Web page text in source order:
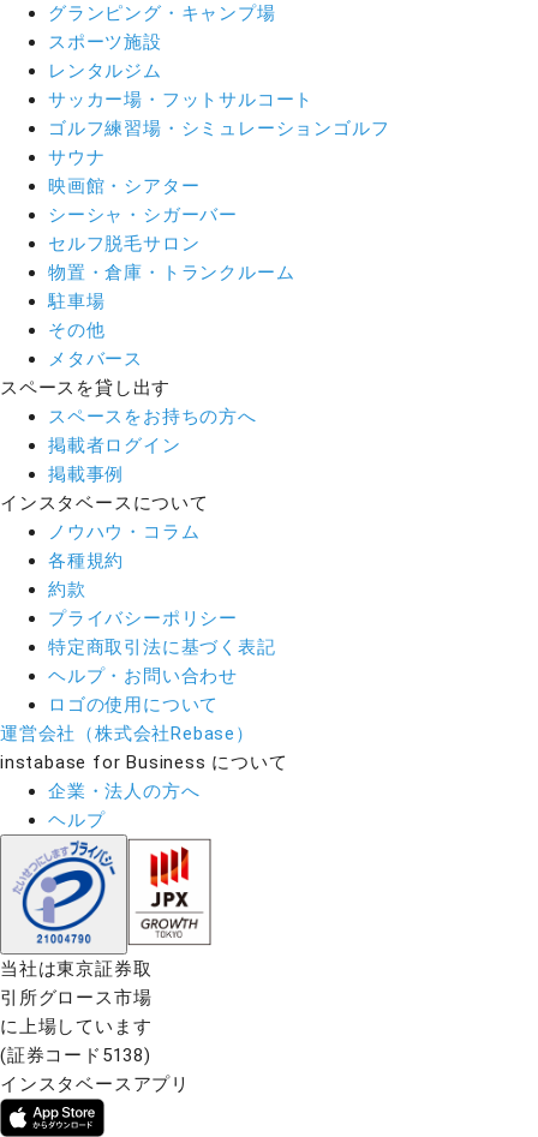
グランピング・キャンプ場
スポーツ施設
レンタルジム
サッカー場・フットサルコート
ゴルフ練習場・シミュレーションゴルフ
サウナ
映画館・シアター
シーシャ・シガーバー
セルフ脱毛サロン
物置・倉庫・トランクルーム
駐車場
その他
メタバース
スペースを貸し出す
スペースをお持ちの方へ
掲載者ログイン
掲載事例
インスタベースについて
ノウハウ・コラム
各種規約
約款
プライバシーポリシー
特定商取引法に基づく表記
ヘルプ・お問い合わせ
ロゴの使用について
運営会社（株式会社Rebase）
instabase for Business について
企業・法人の方へ
ヘルプ
当社は東京証券取
引所グロース市場
に上場しています
(証券コード5138)
インスタベースアプリ